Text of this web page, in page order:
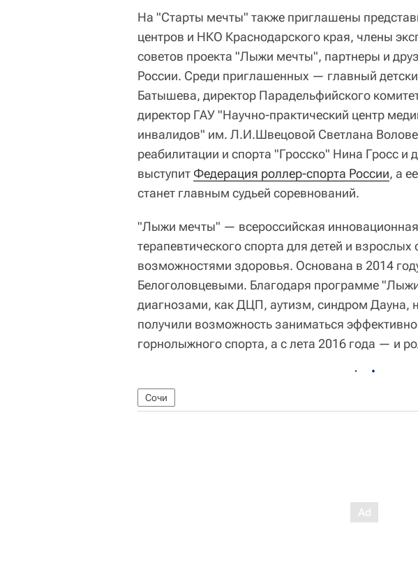
На "Старты мечты" также приглашены
центров и НКО Краснодарского края, члены
советов проекта "Лыжи мечты", партнеры и
России. Среди приглашенных — главный
Батышева, директор Парадельфийского
директор ГАУ "Научно-практический центр
инвалидов" им. Л.И.Швецовой Светлана
реабилитации и спорта "Гросско" Нина Гросс и
выступит Федерация роллер-спорта России, а
станет главным судьей соревнований.
"Лыжи мечты" — всероссийская
терапевтического спорта для детей и
возможностями здоровья. Основана в 2014
Белоголовцевыми. Благодаря программе
диагнозами, как ДЦП, аутизм, синдром Дауна,
получили возможность заниматься
горнолыжного спорта, а с лета 2016 года — и
Сочи